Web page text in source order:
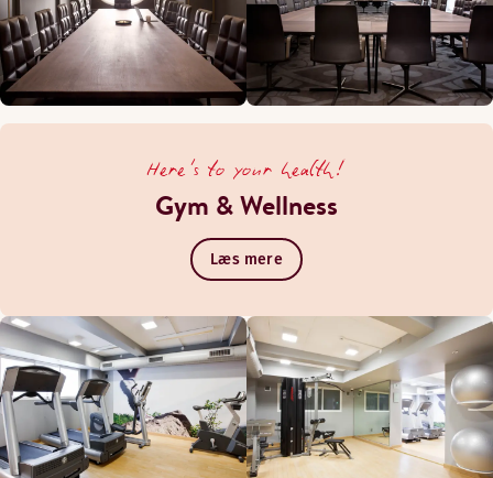
Here's to your health!
Gym & Wellness
Læs mere